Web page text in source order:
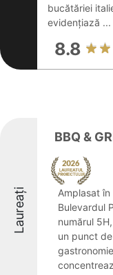
bucătăriei
evidențiază ...
8.8
Laureați
BBQ &
Amplasat
Bulevardul
numărul
un punct